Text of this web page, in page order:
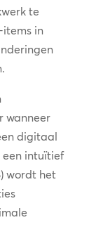
te
items in
wanneer
digitaal
intuïtief
wordt het